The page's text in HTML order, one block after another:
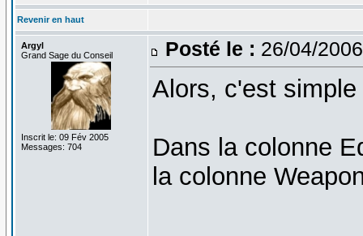
Revenir en haut
Argyl
Grand Sage du Conseil
Inscrit le: 09 Fév 2005
Messages: 704
Posté le : 26/04/
Alors, c'est simple
Dans la colonne
la colonne